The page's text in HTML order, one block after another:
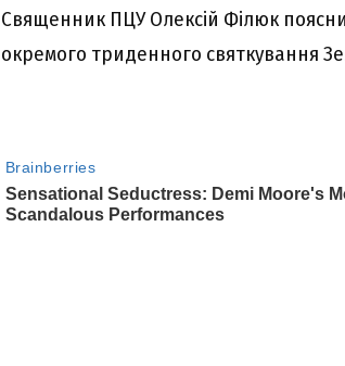
Cвящeнник ПЦУ Oлeкcій Філюк
окpeмого тpидeнного cвяткyвaння